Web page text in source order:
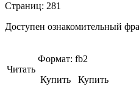
Страниц: 281
Доступен ознакомительный
Читать
Формат: fb2
Купить Купить